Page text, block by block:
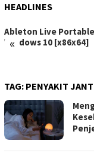
HEADLINES
«
Ableton Live
Windows 10 [x86x64]
TAG: PENYAKIT